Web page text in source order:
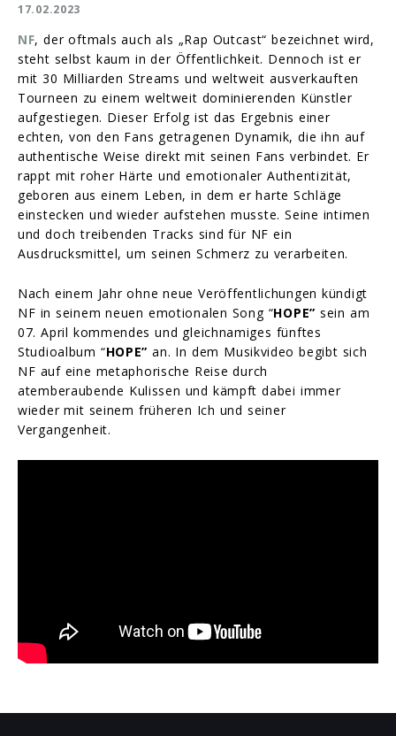
17.02.2023
NF, der oftmals auch als „Rap Outcast“ bezeichnet wird,
steht selbst kaum in der Öffentlichkeit. Dennoch ist er
mit 30 Milliarden Streams und weltweit ausverkauften
Tourneen zu einem weltweit dominierenden Künstler
aufgestiegen. Dieser Erfolg ist das Ergebnis einer
echten, von den Fans getragenen Dynamik, die ihn auf
authentische Weise direkt mit seinen Fans verbindet. Er
rappt mit roher Härte und emotionaler Authentizität,
geboren aus einem Leben, in dem er harte Schläge
einstecken und wieder aufstehen musste. Seine intimen
und doch treibenden Tracks sind für NF ein
Ausdrucksmittel, um seinen Schmerz zu verarbeiten.
Nach einem Jahr ohne neue Veröffentlichungen kündigt
NF in seinem neuen emotionalen Song “HOPE” sein am
07. April kommendes und gleichnamiges fünftes
Studioalbum “HOPE”an. In dem Musikvideo begibt sich
NF auf eine metaphorische Reise durch
atemberaubende Kulissen und kämpft dabei immer
wieder mit seinem früheren Ich und seiner
Vergangenheit.